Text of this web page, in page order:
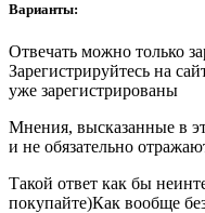
Варианты:
Отвечать можно только
Зарегистрируйтесь на
уже зарегистрированы
Мнения, высказанные в
и не обязательно
Такой ответ как бы
покупайте)Как вообще